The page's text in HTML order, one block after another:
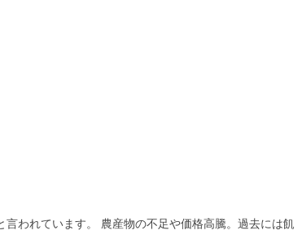
われています。 農産物の不足や価格高騰。過去には飢